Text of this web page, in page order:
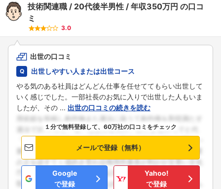
技術関連職 20代後半男性 年収350万円 の口コ
ミ
3.0
出世の口コミ
出世しやすい人または出世コース
やる気のある社員はどんどん仕事を任せててもらい出世して
いく感じでした。一部社長のお気に入りで出世した人もいま
したが、その ... 出世の口コミの続きを読む
１分で無料登録して、60万社の口コミをチェック
メールで登録（無料）
Google
で登録
Yahoo!
で登録